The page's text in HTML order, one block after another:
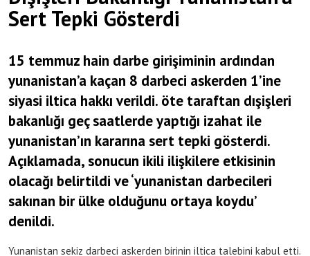
Sert Tepki Gösterdi
15 temmuz hain darbe girişiminin ardından
yunanistan’a kaçan 8 darbeci askerden 1’ine
siyasi iltica hakkı verildi. öte taraftan dışişleri
bakanlığı geç saatlerde yaptığı izahat ile
yunanistan’ın kararına sert tepki gösterdi.
Açıklamada, sonucun ikili ilişkilere etkisinin
olacağı belirtildi ve ‘yunanistan darbecileri
sakınan bir ülke olduğunu ortaya koydu’
denildi.
Yunanistan sekiz darbeci askerden birinin iltica talebini kabul etti.